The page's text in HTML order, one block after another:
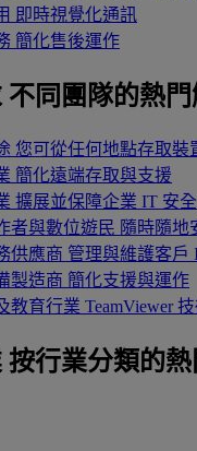
即時視覺化通訊
簡化售後運作
不同團隊的熱
您可從任何地點存取裝
簡化遠端存取與支援
擴展並保障企業 IT 安全
者與數位遊民 隨時隨地
供應商 管理與維護客戶
製造商 簡化支援與運作
教育行業 TeamViewer
按行業分類的